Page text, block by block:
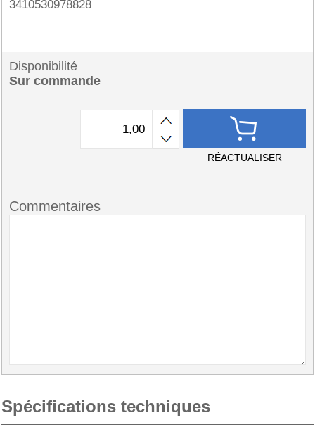
3410530978828
Disponibilité
Sur commande
RÉACTUALISER
Commentaires
Spécifications techniques